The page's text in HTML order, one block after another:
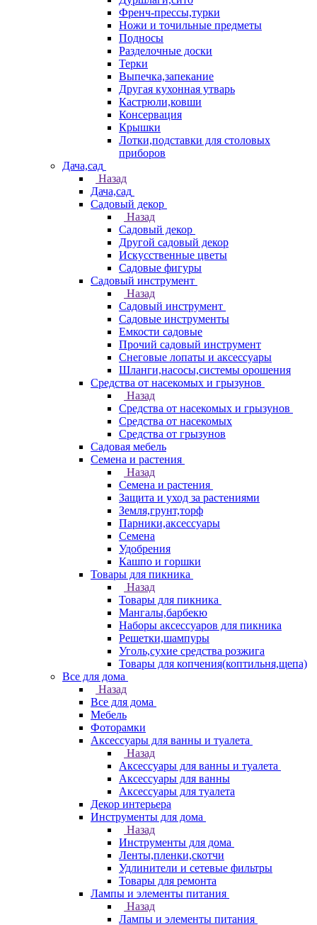
Френч-прессы,турки
Ножи и точильные предметы
Подносы
Разделочные доски
Терки
Выпечка,запекание
Другая кухонная утварь
Кастрюли,ковши
Консервация
Крышки
Лотки,подставки для столовых
приборов
Дача,сад
Назад
Дача,сад
Садовый декор
Назад
Садовый декор
Другой садовый декор
Искусственные цветы
Садовые фигуры
Садовый инструмент
Назад
Садовый инструмент
Садовые инструменты
Емкости садовые
Прочий садовый инструмент
Снеговые лопаты и аксессуары
Шланги,насосы,системы орошения
Средства от насекомых и грызунов
Назад
Средства от насекомых и грызунов
Средства от насекомых
Средства от грызунов
Садовая мебель
Семена и растения
Назад
Семена и растения
Защита и уход за растениями
Земля,грунт,торф
Парники,аксессуары
Семена
Удобрения
Кашпо и горшки
Товары для пикника
Назад
Товары для пикника
Мангалы,барбекю
Наборы аксессуаров для пикника
Решетки,шампуры
Уголь,сухие средства розжига
Товары для копчения(коптильня,щепа)
Все для дома
Назад
Все для дома
Мебель
Фоторамки
Аксессуары для ванны и туалета
Назад
Аксессуары для ванны и туалета
Аксессуары для ванны
Аксессуары для туалета
Декор интерьера
Инструменты для дома
Назад
Инструменты для дома
Ленты,пленки,скотчи
Удлинители и сетевые фильтры
Товары для ремонта
Лампы и элементы питания
Назад
Лампы и элементы питания